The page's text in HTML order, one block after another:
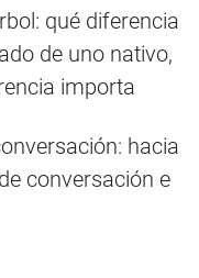
qué diferencia
de uno nativo,
importa
hacia
conversación e